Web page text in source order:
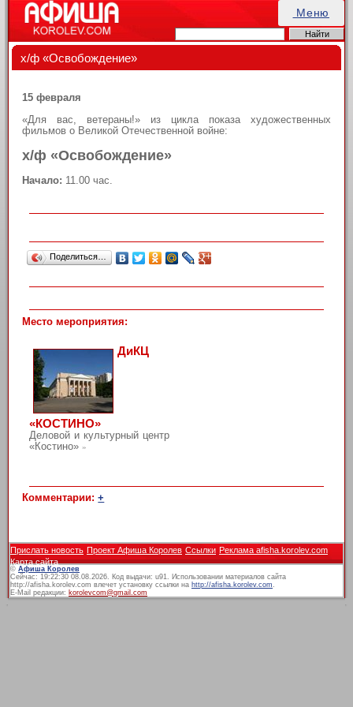
Меню
х/ф «Освобождение»
15 февраля
«Для вас, ветераны!» из цикла показа художественных
фильмов о Великой Отечественной войне:
х/ф «Освобождение»
Начало: 11.00 час.
Поделиться…
Место мероприятия:
ДиКЦ
«КОСТИНО»
Деловой и культурный центр
«Костино» »
Комментарии:+
Прислать новость Проект Афиша Королев Ссылки Реклама afisha.korolev.com
Карта сайта
© Афиша Королев
Сейчас: 19:22:30 08.08.2026. Код выдачи: u91. Использовании материалов сайта
http://afisha.korolev.com влечет установку ссылки на http://afisha.korolev.com.
E-Mail редакции: korolevcom@gmail.com